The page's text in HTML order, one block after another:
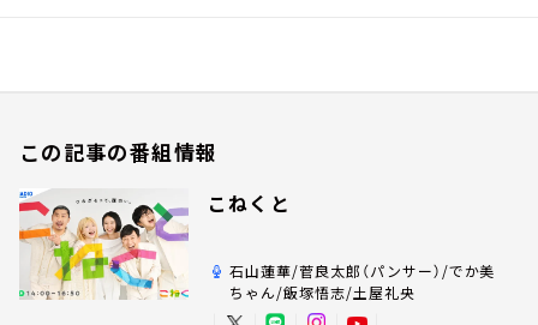
この記事の番組情報
こねくと
石山蓮華/菅良太郎（パンサー）/でか美
ちゃん/飯塚悟志/土屋礼央